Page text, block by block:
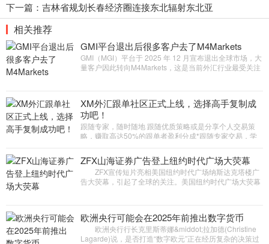
下一篇： 吉林省规划长春经济圈连接东北辐射东北亚
相关推荐
GMI平台退出后很多客户去了M4Markets
GMI（MGI）平台于 2025 年 12 月宣布退出全球市场，大
量客户因此转向M4Markets，这是当前外汇行业最受关注
XM外汇跟单社区正式上线，选择高手复制成
功吧！
跟随专家，随时随地 跟随优质策略或是分享个人交易策
略，赚取高达50%的跟单者盈利分成*跟随专家交易，学
专家交易头寸，或分享个人
ZFX山海证券广告登上纽约时代广场大荧幕
ZFX宣传短片亮相美国纽约时代广场纳斯达克塔楼广
告大荧幕，引起了全球的关注。美国纽约时代广场大荧幕
欧洲央行可能会在2025年前推出数字货币
欧洲央行行长克里斯蒂娜&middot;拉加德(Christine
Lagarde)说，是否打造“数字欧元”正在经历复杂的决策过